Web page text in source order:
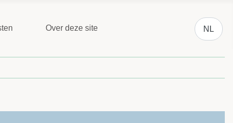
Over deze site
Selecteer
NL